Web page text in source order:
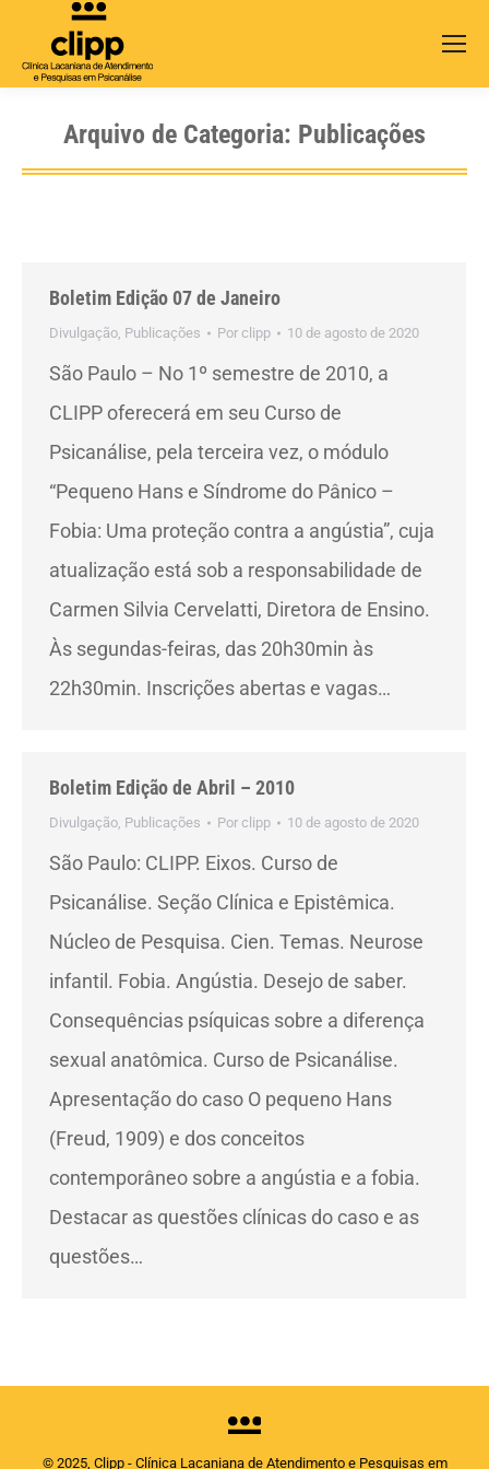
Arquivo de Categoria: Publicações
Boletim Edição 07 de Janeiro
Divulgação, Publicações Por clipp 10 de agosto de 2020
São Paulo – No 1º semestre de 2010, a
CLIPP oferecerá em seu Curso de
Psicanálise, pela terceira vez, o módulo
“Pequeno Hans e Síndrome do Pânico –
Fobia: Uma proteção contra a angústia”, cuja
atualização está sob a responsabilidade de
Carmen Silvia Cervelatti, Diretora de Ensino.
Às segundas-feiras, das 20h30min às
22h30min. Inscrições abertas e vagas…
Boletim Edição de Abril – 2010
Divulgação, Publicações Por clipp 10 de agosto de 2020
São Paulo: CLIPP. Eixos. Curso de
Psicanálise. Seção Clínica e Epistêmica.
Núcleo de Pesquisa. Cien. Temas. Neurose
infantil. Fobia. Angústia. Desejo de saber.
Consequências psíquicas sobre a diferença
sexual anatômica. Curso de Psicanálise.
Apresentação do caso O pequeno Hans
(Freud, 1909) e dos conceitos
contemporâneo sobre a angústia e a fobia.
Destacar as questões clínicas do caso e as
questões…
© 2025, Clipp - Clínica Lacaniana de Atendimento e Pesquisas em